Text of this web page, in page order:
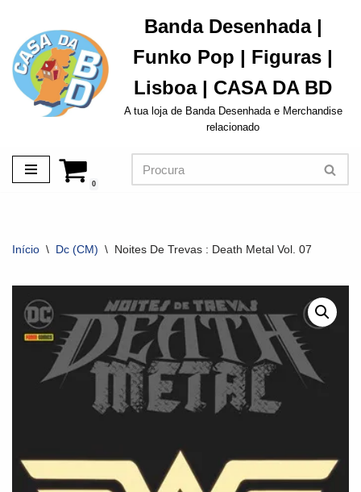
Avançar
para
o
conteúdo
Banda Desenhada |
Funko Pop | Figuras |
Lisboa | CASA DA BD
A tua loja de Banda Desenhada e Merchandise
relacionado
0
Início \ Dc (CM) \ Noites De Trevas : Death Metal Vol. 07